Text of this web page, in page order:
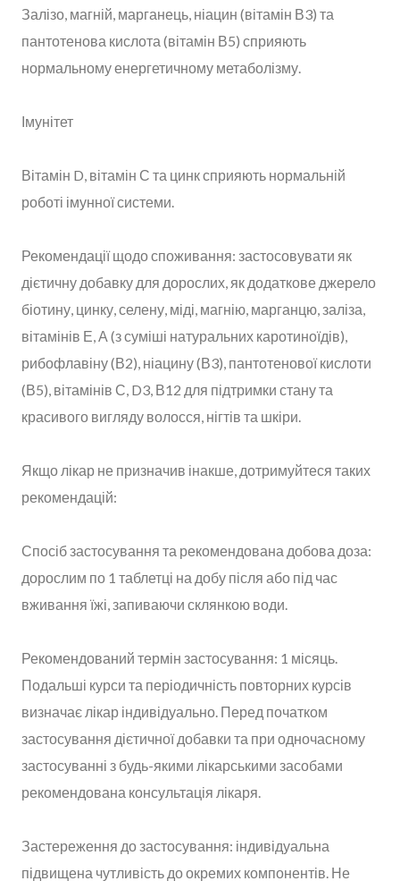
Залізо, магній, марганець, ніацин (вітамін В3) та
пантотенова кислота (вітамін В5) сприяють
нормальному енергетичному метаболізму.
Імунітет
Вітамін D, вітамін С та цинк сприяють нормальній
роботі імунної системи.
Рекомендації щодо споживання: застосовувати як
дієтичну добавку для дорослих, як додаткове джерело
біотину, цинку, селену, міді, магнію, марганцю, заліза,
вітамінів Е, А (з суміші натуральних каротиноїдів),
рибофлавіну (В2), ніацину (В3), пантотенової кислоти
(В5), вітамінів С, D3, В12 для підтримки стану та
красивого вигляду волосся, нігтів та шкіри.
Якщо лікар не призначив інакше, дотримуйтеся таких
рекомендацій:
Спосіб застосування та рекомендована добова доза:
дорослим по 1 таблетці на добу після або під час
вживання їжі, запиваючи склянкою води.
Рекомендований термін застосування: 1 місяць.
Подальші курси та періодичність повторних курсів
визначає лікар індивідуально. Перед початком
застосування дієтичної добавки та при одночасному
застосуванні з будь-якими лікарськими засобами
рекомендована консультація лікаря.
Застереження до застосування: індивідуальна
підвищена чутливість до окремих компонентів. Не